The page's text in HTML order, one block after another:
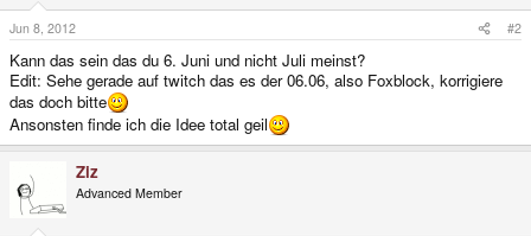
Jun 8, 2012 #2
Kann das sein das du 6. Juni und nicht Juli meinst?
Edit: Sehe gerade auf twitch das es der 06.06, also Foxblock, korrigiere
das doch bitte
Ansonsten finde ich die Idee total geil
Ziz
Advanced Member